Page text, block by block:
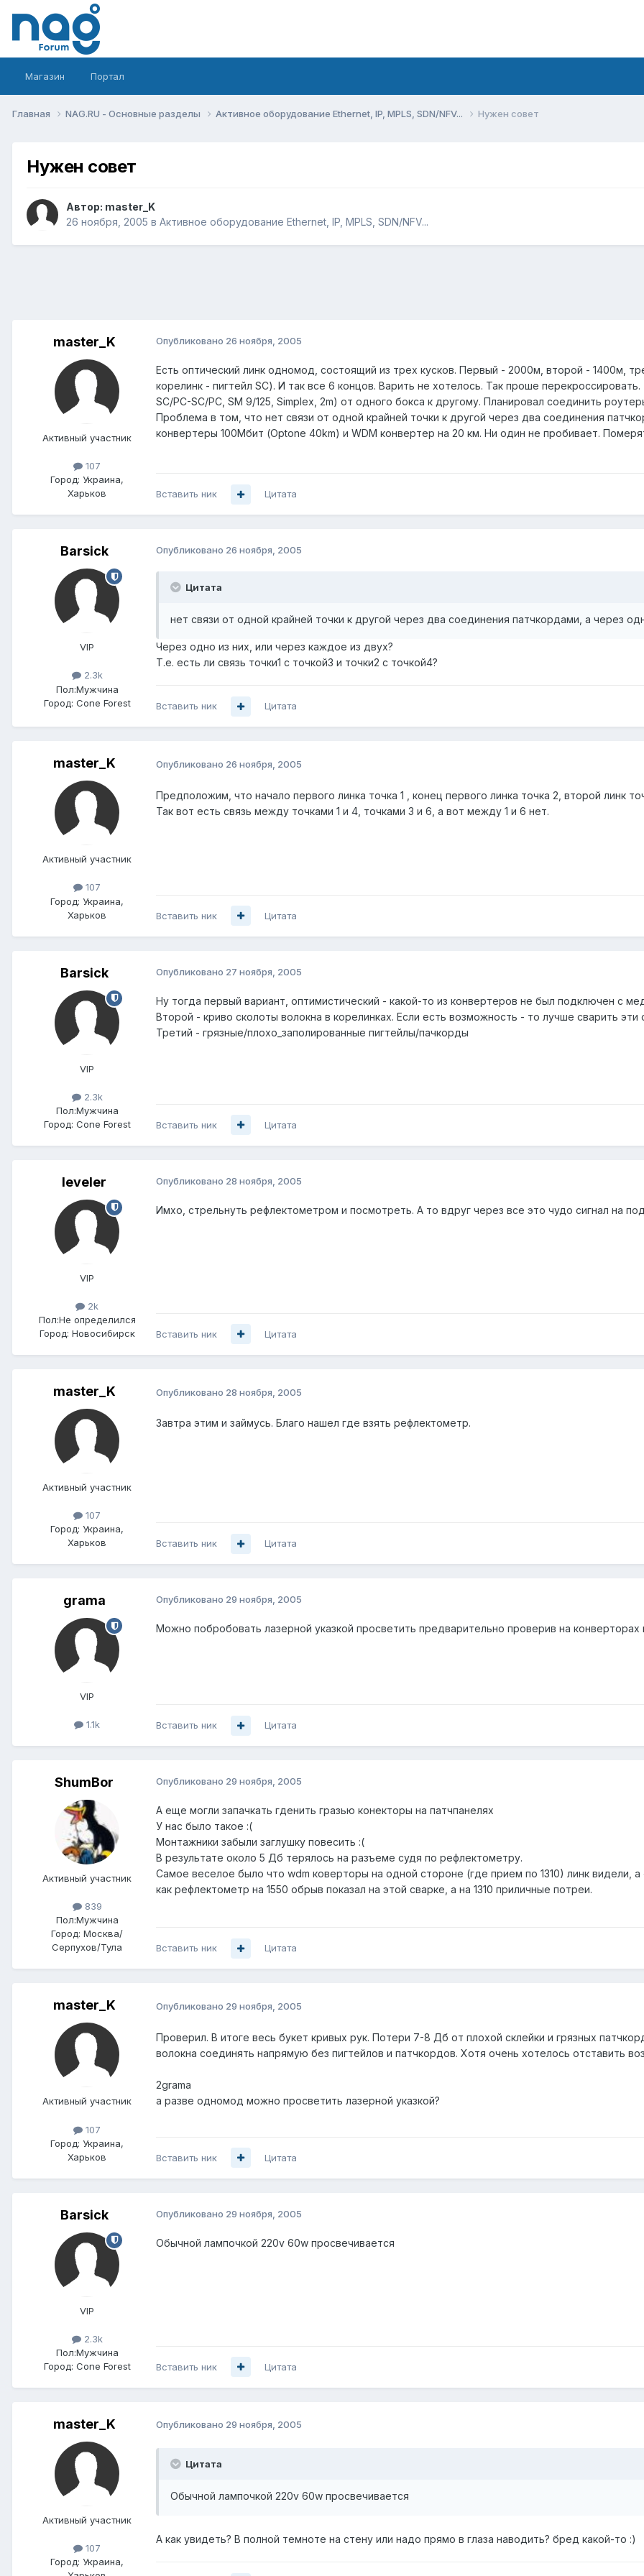
Магазин Портал
Главная NAG.RU - Основные разделы Активное оборудование Ethernet, IP, MPLS, SDN/NFV... Нужен совет
Нужен совет
Автор: master_K
26 ноября, 2005 в Активное оборудование Ethernet, IP, MPLS, SDN/NFV...
master_K
Активный участник
107
Город: Украина,
Харьков
Опубликовано 26 ноября, 2005
Есть оптический линк одномод, состоящий из трех кусков. Первый - 2000м, второй - 1400м,
корелинк - пигтейл SC). И так все 6 концов. Варить не хотелось. Так проше
SC/PC-SC/PC, SM 9/125, Simplex, 2m) от одного бокса к другому. Планировал соединить
Проблема в том, что нет связи от одной крайней точки к другой через два соединения
конвертеры 100Мбит (Optone 40km) и WDM конвертер на 20 км. Ни один не пробивает.
Вставить ник Цитата
Barsick
VIP
2.3k
Пол:Мужчина
Город: Cone Forest
Опубликовано 26 ноября, 2005
Цитата
нет связи от одной крайней точки к другой через два соединения патчкордами, а через
Через одно из них, или через каждое из двух?
Т.е. есть ли связь точки1 с точкой3 и точки2 с точкой4?
Вставить ник Цитата
master_K
Активный участник
107
Город: Украина,
Харьков
Опубликовано 26 ноября, 2005
Предположим, что начало первого линка точка 1 , конец первого линка точка 2, второй линк
Так вот есть связь между точками 1 и 4, точками 3 и 6, а вот между 1 и 6 нет.
Вставить ник Цитата
Barsick
VIP
2.3k
Пол:Мужчина
Город: Cone Forest
Опубликовано 27 ноября, 2005
Ну тогда первый вариант, оптимистический - какой-то из конвертеров не был подключен с
Второй - криво сколоты волокна в корелинках. Если есть возможность - то лучше сварить эти
Третий - грязные/плохо_заполированные пигтейлы/пачкорды
Вставить ник Цитата
leveler
VIP
2k
Пол:Не определился
Город: Новосибирск
Опубликовано 28 ноября, 2005
Имхо, стрельнуть рефлектометром и посмотреть. А то вдруг через все это чудо сигнал на
Вставить ник Цитата
master_K
Активный участник
107
Город: Украина,
Харьков
Опубликовано 28 ноября, 2005
Завтра этим и займусь. Благо нашел где взять рефлектометр.
Вставить ник Цитата
grama
VIP
1.1k
Опубликовано 29 ноября, 2005
Можно побробовать лазерной указкой просветить предварительно проверив на
Вставить ник Цитата
ShumBor
Активный участник
839
Пол:Мужчина
Город: Москва/
Серпухов/Тула
Опубликовано 29 ноября, 2005
А еще могли запачкать гденить гразью конекторы на патчпанелях
У нас было такое :(
Монтажники забыли заглушку повесить :(
В результате около 5 Дб терялось на разъеме судя по рефлектометру.
Самое веселое было что wdm коверторы на одной стороне (где прием по 1310) линк видели,
как рефлектометр на 1550 обрыв показал на этой сварке, а на 1310 приличные потреи.
Вставить ник Цитата
master_K
Активный участник
107
Город: Украина,
Харьков
Опубликовано 29 ноября, 2005
Проверил. В итоге весь букет кривых рук. Потери 7-8 Дб от плохой склейки и грязных
волокна соединять напрямую без пигтейлов и патчкордов. Хотя очень хотелось отставить
2grama
а разве одномод можно просветить лазерной указкой?
Вставить ник Цитата
Barsick
VIP
2.3k
Пол:Мужчина
Город: Cone Forest
Опубликовано 29 ноября, 2005
Обычной лампочкой 220v 60w просвечивается
Вставить ник Цитата
master_K
Активный участник
107
Город: Украина,
Опубликовано 29 ноября, 2005
Цитата
Обычной лампочкой 220v 60w просвечивается
А как увидеть? В полной темноте на стену или надо прямо в глаза наводить? бред какой-то :)